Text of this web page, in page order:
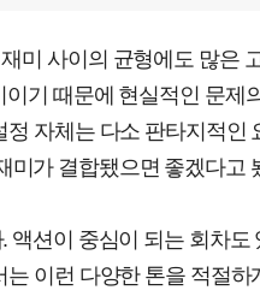
미 사이의 균형에도 많은
기 때문에 현실적인 문제
자체는 다소 판타지적인
가 결합됐으면 좋겠다고
액션이 중심이 되는 회차도
이런 다양한 톤을 적절